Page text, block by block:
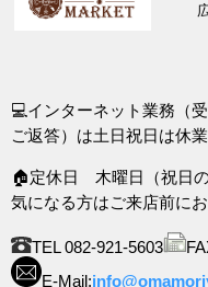
💻インターネット業務（
ご返答）は土日祝日は休
🏠定休日 木曜日（祝日の
気になる方はご来店前に
TEL 082-921-5603
E-Mail: